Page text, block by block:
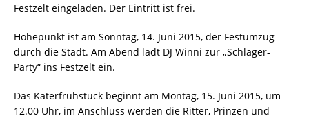
Festzelt eingeladen. Der Eintritt ist frei.
Höhepunkt ist am Sonntag, 14. Juni 2015, der Festumzug
durch die Stadt. Am Abend lädt DJ Winni zur „Schlager-
Party“ ins Festzelt ein.
Das Katerfrühstück beginnt am Montag, 15. Juni 2015, um
12.00 Uhr, im Anschluss werden die Ritter, Prinzen und